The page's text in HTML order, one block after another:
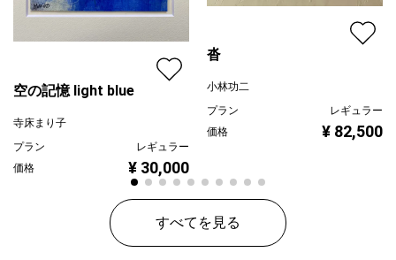
空の記憶 light blue
寺床まり子
プラン
レギュラー
価格
¥ 30,000
沓
小林功二
プラン
レギュラー
価格
¥ 82,500
すべてを見る